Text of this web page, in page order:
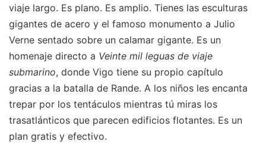
viaje largo. Es plano. Es amplio. Tienes las esculturas
gigantes de acero y el famoso monumento a Julio
Verne sentado sobre un calamar gigante. Es un
homenaje directo a Veinte mil leguas de viaje
submarino, donde Vigo tiene su propio capítulo
gracias a la batalla de Rande. A los niños les encanta
trepar por los tentáculos mientras tú miras los
trasatlánticos que parecen edificios flotantes. Es un
plan gratis y efectivo.